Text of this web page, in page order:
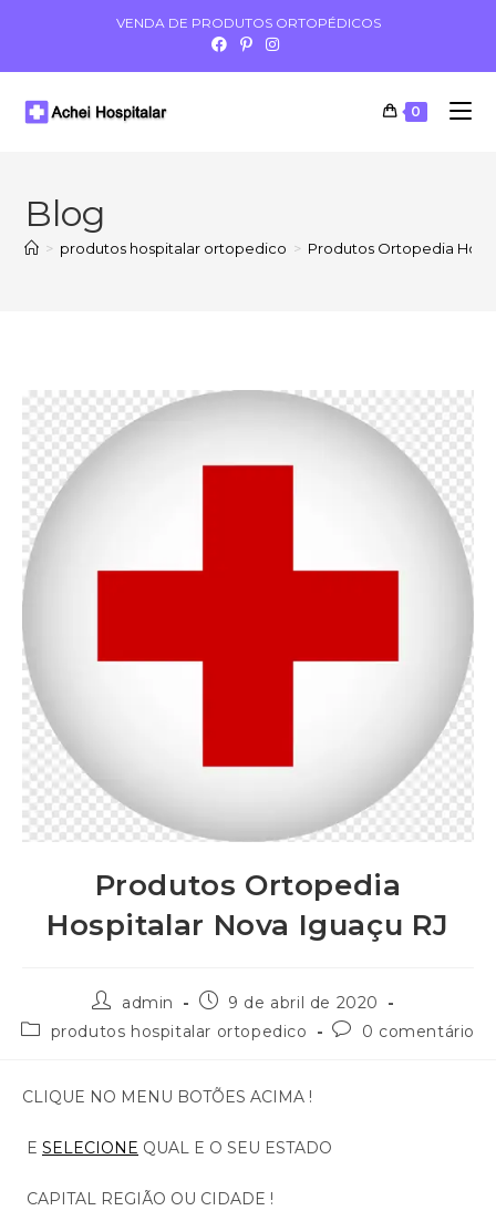
VENDA DE PRODUTOS ORTOPÉDICOS
0
Blog
> produtos hospitalar ortopedico > Produtos Ortopedia
Produtos Ortopedia
Hospitalar Nova Iguaçu RJ
admin
9 de abril de 2020
produtos hospitalar ortopedico
0 comentário
CLIQUE NO MENU BOTÕES ACIMA !
E SELECIONE QUAL E O SEU ESTADO
CAPITAL REGIÃO OU CIDADE !